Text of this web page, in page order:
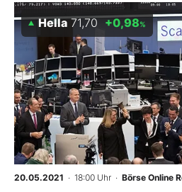
Hella 71,70 +0,98%
20.05.2021 · 18:00 Uhr · Börse Online